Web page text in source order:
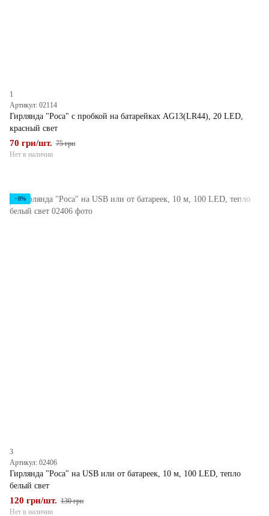
1
Артикул: 02114
Гирлянда "Роса" с пробкой на батарейках AG13(LR44), 20 LED,
красный свет
70 грн/шт. 75 грн
Нет в наличии
−8%
3
Артикул: 02406
Гирлянда "Роса" на USB или от батареек, 10 м, 100 LED, тепло
белый свет
120 грн/шт. 130 грн
Нет в наличии